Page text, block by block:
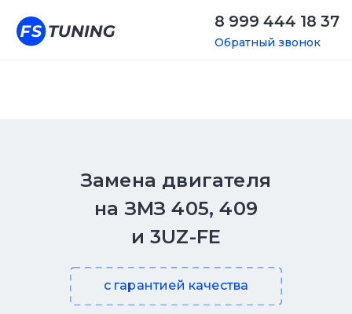
8 999 444 18 37
Обратный звонок
с гарантией качества
Замена двигателя
на ЗМЗ 405, 409
и 3UZ-FE